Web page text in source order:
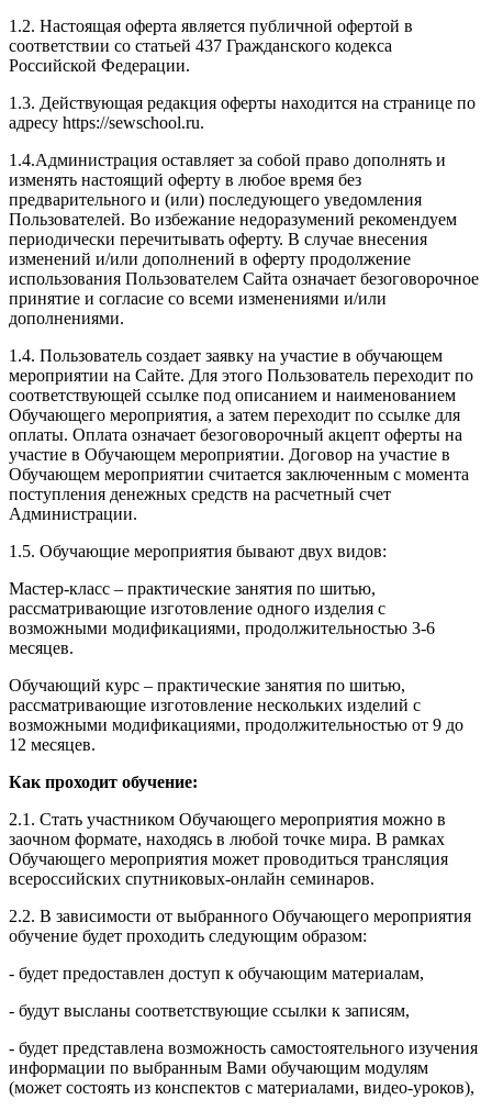
1.2. Настоящая оферта является публичной офертой в
соответствии со статьей 437 Гражданского кодекса
Российской Федерации.
1.3. Действующая редакция оферты находится на странице по
адресу https://sewschool.ru.
1.4.Администрация оставляет за собой право дополнять и
изменять настоящий оферту в любое время без
предварительного и (или) последующего уведомления
Пользователей. Во избежание недоразумений рекомендуем
периодически перечитывать оферту. В случае внесения
изменений и/или дополнений в оферту продолжение
использования Пользователем Сайта означает безоговорочное
принятие и согласие со всеми изменениями и/или
дополнениями.
1.4. Пользователь создает заявку на участие в обучающем
мероприятии на Сайте. Для этого Пользователь переходит по
соответствующей ссылке под описанием и наименованием
Обучающего мероприятия, а затем переходит по ссылке для
оплаты. Оплата означает безоговорочный акцепт оферты на
участие в Обучающем мероприятии. Договор на участие в
Обучающем мероприятии считается заключенным с момента
поступления денежных средств на расчетный счет
Администрации.
1.5. Обучающие мероприятия бывают двух видов:
Мастер-класс – практические занятия по шитью,
рассматривающие изготовление одного изделия с
возможными модификациями, продолжительностью 3-6
месяцев.
Обучающий курс – практические занятия по шитью,
рассматривающие изготовление нескольких изделий с
возможными модификациями, продолжительностью от 9 до
12 месяцев.
Как проходит обучение:
2.1. Стать участником Обучающего мероприятия можно в
заочном формате, находясь в любой точке мира. В рамках
Обучающего мероприятия может проводиться трансляция
всероссийских спутниковых-онлайн семинаров.
2.2. В зависимости от выбранного Обучающего мероприятия
обучение будет проходить следующим образом:
- будет предоставлен доступ к обучающим материалам,
- будут высланы соответствующие ссылки к записям,
- будет представлена возможность самостоятельного изучения
информации по выбранным Вами обучающим модулям
(может состоять из конспектов с материалами, видео-уроков),